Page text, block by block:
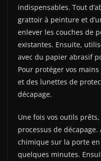
indispensables. Tout
grattoir à peinture et
enlever les couches de
existantes. Ensuite,
avec du papier abrasif
Pour protéger vos
et des lunettes de
décapage.
Une fois vos outils
processus de
chimique sur la porte
quelques minutes.